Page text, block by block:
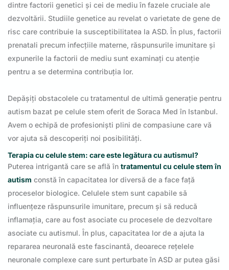
dintre factorii genetici și cei de mediu în fazele cruciale ale
dezvoltării. Studiile genetice au revelat o varietate de gene de
risc care contribuie la susceptibilitatea la ASD. În plus, factorii
prenatali precum infecțiile materne, răspunsurile imunitare și
expunerile la factorii de mediu sunt examinați cu atenție
pentru a se determina contribuția lor.
Depășiți obstacolele cu tratamentul de ultimă generație pentru
autism bazat pe celule stem oferit de Soraca Med în Istanbul.
Avem o echipă de profesioniști plini de compasiune care vă
vor ajuta să descoperiți noi posibilități.
Terapia cu celule stem: care este legătura cu autismul?
Puterea intrigantă care se află în tratamentul cu celule stem în
autism constă în capacitatea lor diversă de a face față
proceselor biologice. Celulele stem sunt capabile să
influențeze răspunsurile imunitare, precum și să reducă
inflamația, care au fost asociate cu procesele de dezvoltare
asociate cu autismul. În plus, capacitatea lor de a ajuta la
repararea neuronală este fascinantă, deoarece rețelele
neuronale complexe care sunt perturbate în ASD ar putea găsi